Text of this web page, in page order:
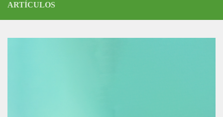
ARTÍCULOS